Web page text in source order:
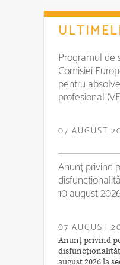
Programul de
Comisiei
pentru
profesional
07 AUGUST
Anunț privind
10 august 2026
07 AUGUST
Anunț privind
august 2026 la